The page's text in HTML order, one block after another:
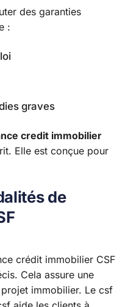
des garanties
:
graves
credit immobilier
Elle est conçue pour
de
crédit immobilier CSF
Cela assure une
immobilier. Le csf